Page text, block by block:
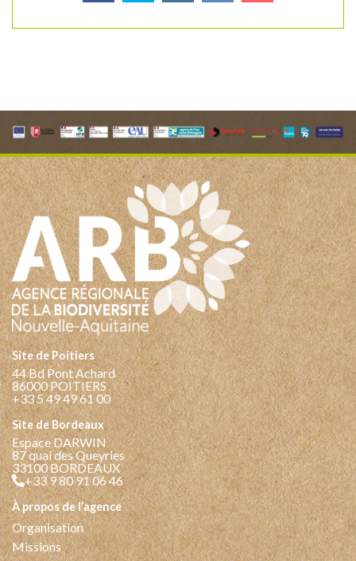
Site de Poitiers
44 Bd Pont Achard
86000 POITIERS
+33 5 49 49 61 00
Site de Bordeaux
Espace DARWIN
87 quai des Queyries
33100 BORDEAUX
+33 9 80 91 06 46
à propos de l’agence
Organisation
Missions